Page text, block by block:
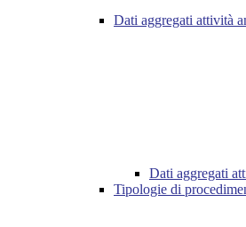
Dati aggregati attività
Dati aggregati
Tipologie di